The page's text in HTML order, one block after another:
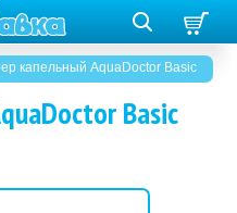
капельный AquaDoctor Basic
Basic